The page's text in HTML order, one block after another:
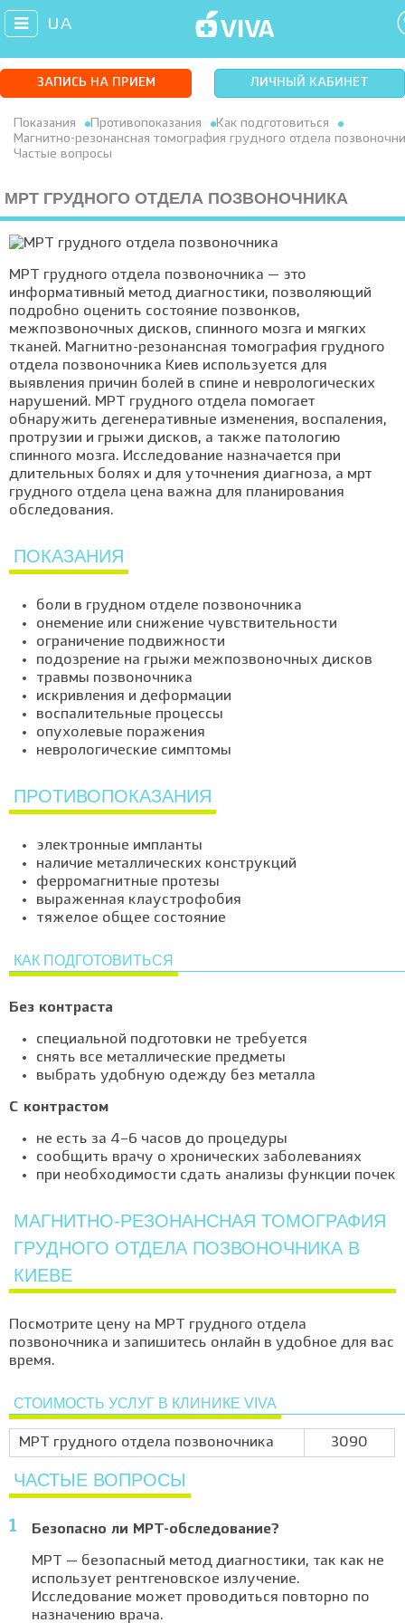
UA
ЗАПИСЬ НА ПРИЕМ ЛИЧНЫЙ КАБИНЕТ
Показания Противопоказания
Как подготовиться
Магнитно-резонансная томография грудного отдела
Частые вопросы
МРТ ГРУДНОГО ОТДЕЛА ПОЗВОНОЧНИКА
МРТ грудного отдела позвоночника — это
информативный метод диагностики, позволяющий
подробно оценить состояние позвонков,
межпозвоночных дисков, спинного мозга и мягких
тканей. Магнитно-резонансная томография грудного
отдела позвоночника Киев используется для
выявления причин болей в спине и неврологических
нарушений. МРТ грудного отдела помогает
обнаружить дегенеративные изменения, воспаления,
протрузии и грыжи дисков, а также патологию
спинного мозга. Исследование назначается при
длительных болях и для уточнения диагноза, а мрт
грудного отдела цена важна для планирования
обследования.
ПОКАЗАНИЯ
боли в грудном отделе позвоночника
онемение или снижение чувствительности
ограничение подвижности
подозрение на грыжи межпозвоночных дисков
травмы позвоночника
искривления и деформации
воспалительные процессы
опухолевые поражения
неврологические симптомы
ПРОТИВОПОКАЗАНИЯ
электронные импланты
наличие металлических конструкций
ферромагнитные протезы
выраженная клаустрофобия
тяжелое общее состояние
КАК ПОДГОТОВИТЬСЯ
Без контраста
специальной подготовки не требуется
снять все металлические предметы
выбрать удобную одежду без металла
С контрастом
не есть за 4–6 часов до процедуры
сообщить врачу о хронических заболеваниях
при необходимости сдать анализы функции почек
МАГНИТНО-РЕЗОНАНСНАЯ ТОМОГРАФИЯ
ГРУДНОГО ОТДЕЛА ПОЗВОНОЧНИКА В
КИЕВЕ
Посмотрите цену на МРТ грудного отдела
позвоночника и запишитесь онлайн в удобное для вас
время.
СТОИМОСТЬ УСЛУГ В КЛИНИКЕ VIVA
МРТ грудного отдела позвоночника 3090
ЧАСТЫЕ ВОПРОСЫ
Безопасно ли МРТ-обследование?
МРТ — безопасный метод диагностики, так как не
использует рентгеновское излучение.
Исследование может проводиться повторно по
назначению врача.